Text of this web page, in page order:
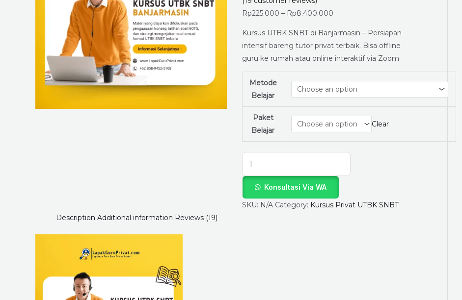
Rp225.000 – Rp8.400.000
Kursus UTBK SNBT di Banjarmasin – Persiapan
intensif bareng tutor privat terbaik. Bisa offline
guru ke rumah atau online interaktif via Zoom
Metode
Belajar
Paket
Belajar
Clear
Diri
Lolos
PTN
Impian
LapakGuruPrivat.com!
quantity
Konsultasi Via WA
SKU: N/A Category: Kursus Privat UTBK SNBT
Description Additional information Reviews (19)